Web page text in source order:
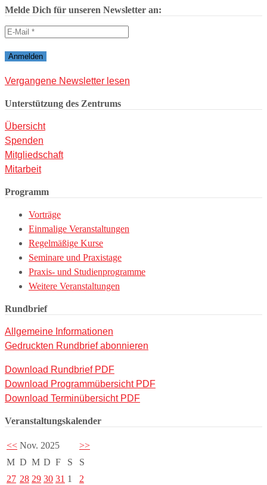
Melde Dich für unseren Newsletter an:
Vergangene Newsletter lesen
Unterstützung des Zentrums
Übersicht
Spenden
Mitgliedschaft
Mitarbeit
Programm
Vorträge
Einmalige Veranstaltungen
Regelmäßige Kurse
Seminare und Praxistage
Praxis- und Studienprogramme
Weitere Veranstaltungen
Rundbrief
Allgemeine Informationen
Gedruckten Rundbrief abonnieren
Download Rundbrief PDF
Download Programmübersicht PDF
Download Terminübersicht PDF
Veranstaltungskalender
<< Nov. 2025
>>
M D M D F S
S
27 28 29 30 31 1 2